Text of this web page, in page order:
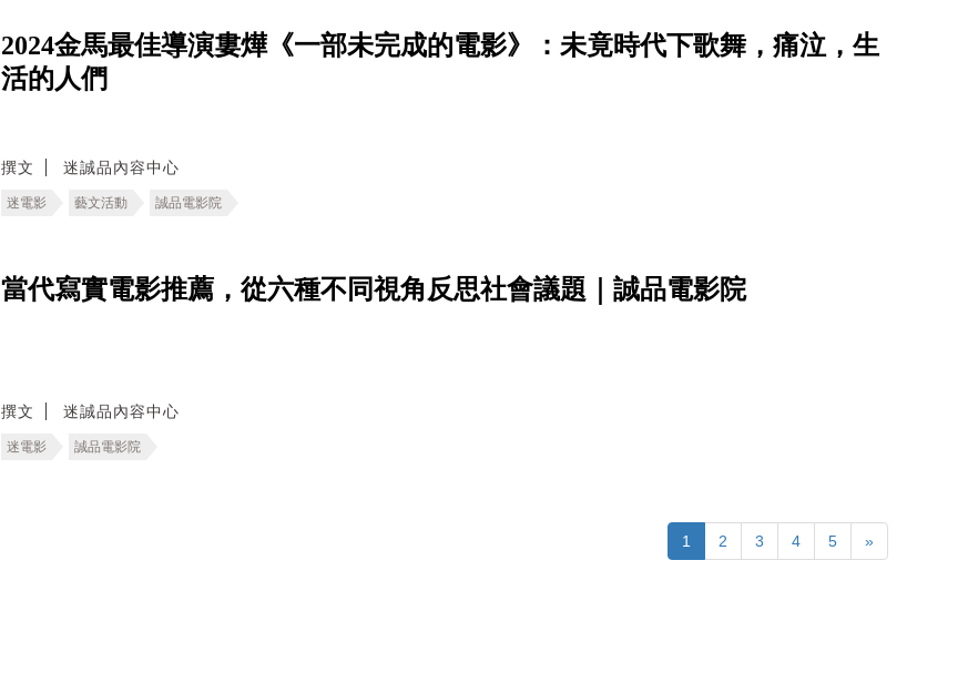
2024金馬最佳導演婁燁《一部未完成的電影》：未竟時代下歌舞，痛泣，生
活的人們
撰文 迷誠品內容中心
迷電影 藝文活動 誠品電影院
當代寫實電影推薦，從六種不同視角反思社會議題｜誠品電影院
撰文 迷誠品內容中心
迷電影 誠品電影院
1 2 3 4 5 »